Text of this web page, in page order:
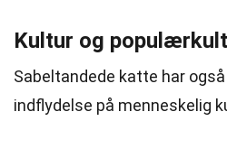
Kultur og
Sabeltandede katte har
indflydelse på menneskelig